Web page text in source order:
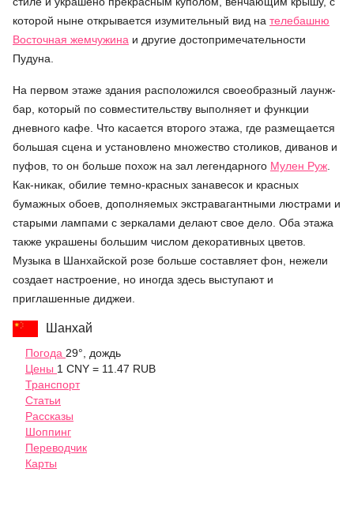
которой ныне открывается изумительный вид на телебашню
Восточная жемчужина и другие достопримечательности
Пудуна.
На первом этаже здания расположился своеобразный лаунж-
бар, который по совместительству выполняет и функции
дневного кафе. Что касается второго этажа, где размещается
большая сцена и установлено множество столиков, диванов и
пуфов, то он больше похож на зал легендарного Мулен Руж
Как-никак, обилие темно-красных занавесок и красных
бумажных обоев, дополняемых экстравагантными люстрами и
старыми лампами с зеркалами делают свое дело. Оба этажа
также украшены большим числом декоративных цветов.
Музыка в Шанхайской розе больше составляет фон, нежели
создает настроение, но иногда здесь выступают и
приглашенные диджеи.
Шанхай
Погода 29°, дождь
Цены 1 CNY = 11.47 RUB
Транспорт
Статьи
Рассказы
Шоппинг
Переводчик
Карты